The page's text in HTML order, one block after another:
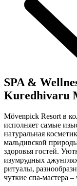
SPA &
Kuredhivaru
Mövenpick Resort в
исполняет самые
натуральная
мальдивской
здоровья гостей.
изумрудных
ритуалы,
чуткие спа-мастера